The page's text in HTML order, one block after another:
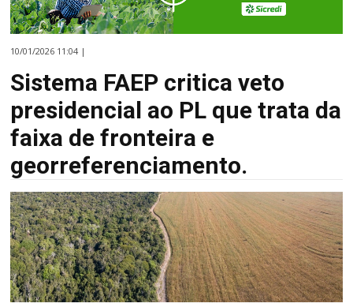
10/01/2026 11:04 |
Sistema FAEP critica veto
presidencial ao PL que trata da
faixa de fronteira e
georreferenciamento.